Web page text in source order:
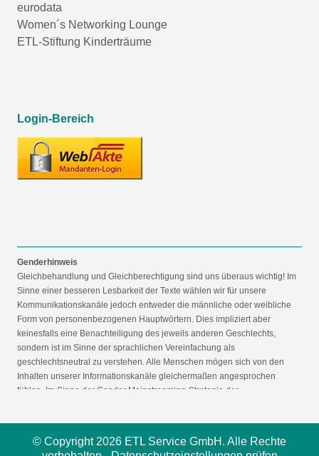
eurodata
Women´s Networking Lounge
ETL-Stiftung Kinderträume
Login-Bereich
Genderhinweis
Gleichbehandlung und Gleichberechtigung sind uns überaus wichtig! Im
Sinne einer besseren Lesbarkeit der Texte wählen wir für unsere
Kommunikationskanäle jedoch entweder die männliche oder weibliche
Form von personenbezogenen Hauptwörtern. Dies impliziert aber
keinesfalls eine Benachteiligung des jeweils anderen Geschlechts,
sondern ist im Sinne der sprachlichen Vereinfachung als
geschlechtsneutral zu verstehen. Alle Menschen mögen sich von den
Inhalten unserer Informationskanäle gleichermaßen angesprochen
fühlen. Im Sinne der Gender Mainstreaming-Strategie der
© Copyright 2026 ETL Service GmbH. Alle Rechte